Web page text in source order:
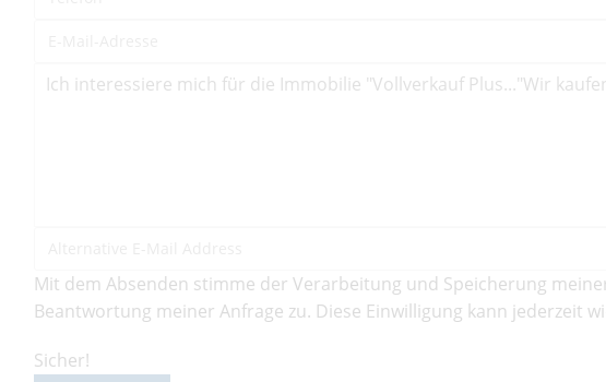
Mit dem Absenden stimme der Verarbeitung und Speicherung
Beantwortung meiner Anfrage zu. Diese Einwilligung kann jederzeit
Sicher!